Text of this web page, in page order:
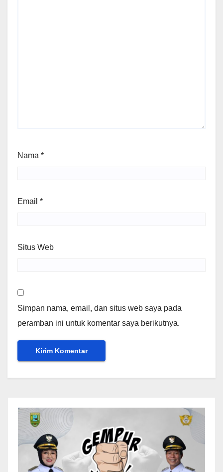
Nama *
Email *
Situs Web
Simpan nama, email, dan situs web saya pada
peramban ini untuk komentar saya berikutnya.